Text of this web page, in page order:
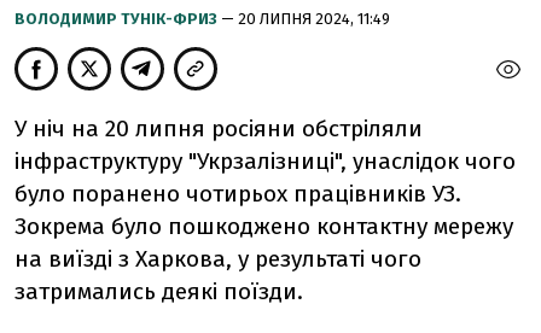
ВОЛОДИМИР ТУНІК-ФРИЗ — 20 ЛИПНЯ 2024, 11:49
У ніч на 20 липня росіяни обстріляли
інфраструктуру "Укрзалізниці", унаслідок чого
було поранено чотирьох працівників УЗ.
Зокрема було пошкоджено контактну мережу
на виїзді з Харкова, у результаті чого
затримались деякі поїзди.